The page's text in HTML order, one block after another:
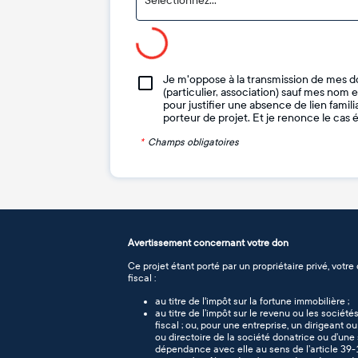
Je m'oppose à la transmission de mes
(particulier, association) sauf mes nom
pour justifier une absence de lien
porteur de projet. Et je renonce le cas
* Champs obligatoires
Avertissement concernant votre don
Ce projet étant porté par un propriétaire privé, votre
fiscal :
au titre de l'impôt sur la fortune immobilière ;
au titre de l’impôt sur le revenu ou les
fiscal ; ou, pour une entreprise, un dirigeant
ou directoire de la société donatrice ou
dépendance avec elle au sens de l’article